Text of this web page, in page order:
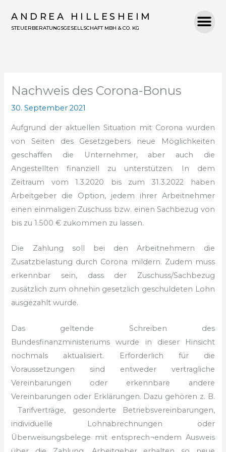
InhaltANDREA HILLESHEIM
STEUERBERATUNGSGESELLSCHAFT MBH & CO. KG
Nachweis des Corona-Bonus
30. September 2021
Aufgrund der aktuellen Situation mit Corona wurden
von Seiten des Gesetzgebers neue Möglichkeiten
geschaffen die Unternehmer, aber auch die
Angestellten finanziell zu unterstützen. In dem
Zeitraum vom 1.3.2020 bis zum 31.3.2022 haben
Arbeitgeber die Option, jedem ihrer Arbeitnehmer
einen einmaligen Zuschuss bzw. einen Sachbezug von
bis zu 1.500 € zukommen zu lassen.
Die Zahlung soll bei den Arbeitnehmern die
Zusatzbelastung durch Corona mildern. Zudem muss
erkennbar sein, dass der Zuschuss/Sachbezug
zusätzlich zum ohnehin gesetzlich geschuldeten Lohn
ausgezahlt wurde.
Das geltende Schreiben des
Bundesfinanzministeriums wurde in dieser Hinsicht
nochmals aktualisiert. Erforderlich für die
Voraussetzungen sind entweder vertragliche
Vereinbarungen oder erkennbare andere
Vereinbarungen oder Erklärungen. Dazu gehören z. B.
Tarifverträge, gesonderte Betriebsvereinbarungen,
individuelle Lohnabrechnungen oder
Überweisungsbelege mit entsprech¬endem Ausweis